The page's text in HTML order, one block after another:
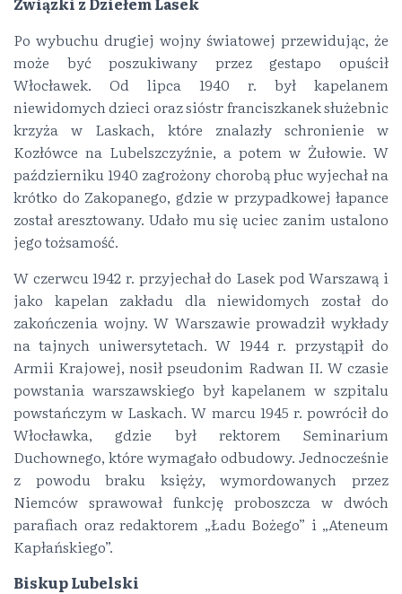
Po wybuchu drugiej wojny światowej przewidując, że
może być poszukiwany przez gestapo opuścił
Włocławek. Od lipca 1940 r. był kapelanem
niewidomych dzieci oraz sióstr franciszkanek służebnic
krzyża w Laskach, które znalazły schronienie w
Kozłówce na Lubelszczyźnie, a potem w Żułowie. W
październiku 1940 zagrożony chorobą płuc wyjechał na
krótko do Zakopanego, gdzie w przypadkowej łapance
został aresztowany. Udało mu się uciec zanim ustalono
jego tożsamość.
W czerwcu 1942 r. przyjechał do Lasek pod Warszawą i
jako kapelan zakładu dla niewidomych został do
zakończenia wojny. W Warszawie prowadził wykłady
na tajnych uniwersytetach. W 1944 r. przystąpił do
Armii Krajowej, nosił pseudonim Radwan II. W czasie
powstania warszawskiego był kapelanem w szpitalu
powstańczym w Laskach. W marcu 1945 r. powrócił do
Włocławka, gdzie był rektorem Seminarium
Duchownego, które wymagało odbudowy. Jednocześnie
z powodu braku księży, wymordowanych przez
Niemców sprawował funkcję proboszcza w dwóch
parafiach oraz redaktorem „Ładu Bożego” i „Ateneum
Kapłańskiego”.
Biskup Lubelski